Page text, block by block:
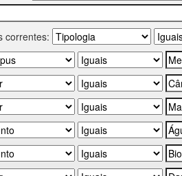
correntes: